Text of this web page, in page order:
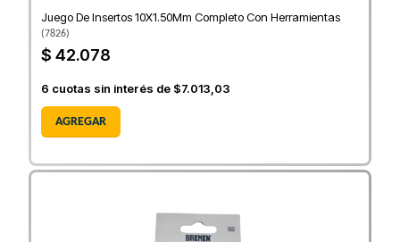
Juego De Insertos 10X1.50Mm Completo Con Herramientas
(7826)
$ 42.078
6 cuotas sin interés de $7.013,03
AGREGAR